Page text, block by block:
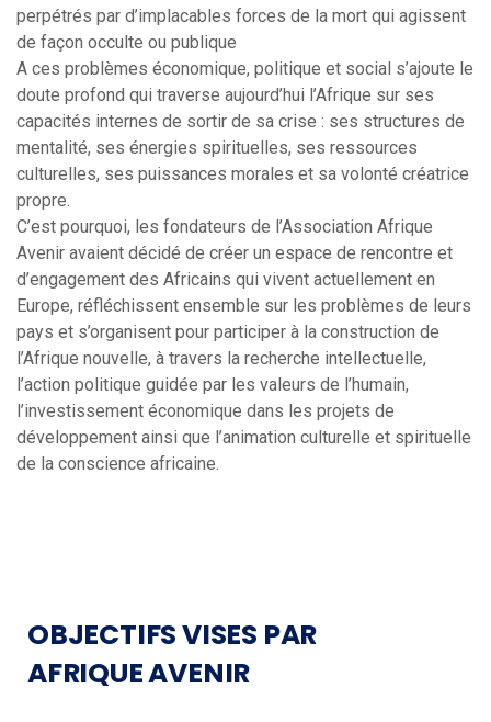
perpétrés par d’implacables forces de la mort qui agissent
de façon occulte ou publique
A ces problèmes économique, politique et social s’ajoute le
doute profond qui traverse aujourd’hui l’Afrique sur ses
capacités internes de sortir de sa crise : ses structures de
mentalité, ses énergies spirituelles, ses ressources
culturelles, ses puissances morales et sa volonté créatrice
propre.
C’est pourquoi, les fondateurs de l’Association Afrique
Avenir avaient décidé de créer un espace de rencontre et
d’engagement des Africains qui vivent actuellement en
Europe, réfléchissent ensemble sur les problèmes de leurs
pays et s’organisent pour participer à la construction de
l’Afrique nouvelle, à travers la recherche intellectuelle,
l’action politique guidée par les valeurs de l’humain,
l’investissement économique dans les projets de
développement ainsi que l’animation culturelle et spirituelle
de la conscience africaine.
OBJECTIFS VISES PAR
AFRIQUE AVENIR